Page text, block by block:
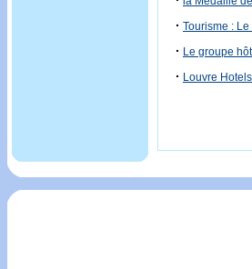
· Tourisme :
· Le groupe
· Louvre